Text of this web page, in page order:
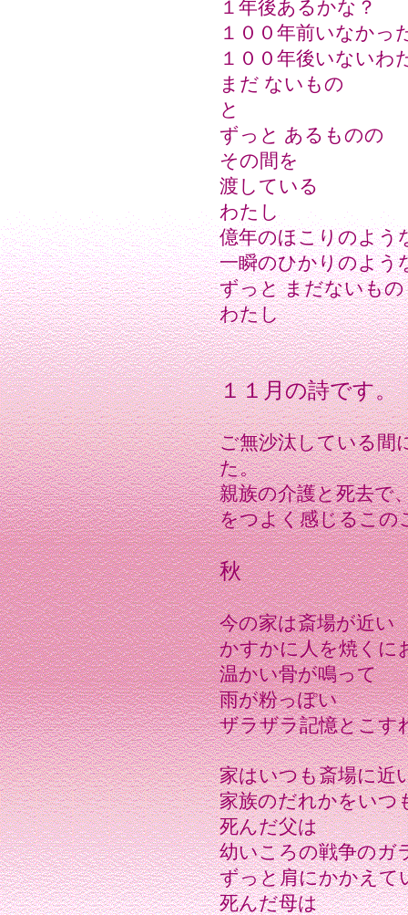
１年後あるかな？
１００年前いなかっ
１００年後いないわ
まだ ないもの
と
ずっと あるものの
その間を
渡している
わたし
億年のほこりのよう
一瞬のひかりのよう
ずっと まだないもの
わたし
１１月の詩です。
ご無沙汰している間
た。
親族の介護と死去で
をつよく感じるこの
秋
今の家は斎場が近い
かすかに人を焼くに
温かい骨が鳴って
雨が粉っぽい
ザラザラ記憶とこす
家はいつも斎場に近
家族のだれかをいつ
死んだ父は
幼いころの戦争のガ
ずっと肩にかかえて
死んだ母は